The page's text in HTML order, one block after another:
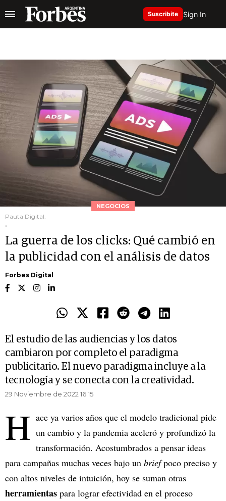
Suscribite Sign In
NEGOCIOS
Pauta Digital.
.
La guerra de los clicks: Qué cambió en
la publicidad con el análisis de datos
Forbes Digital
El estudio de las audiencias y los datos
cambiaron por completo el paradigma
publicitario. El nuevo paradigma incluye a la
tecnología y se conecta con la creatividad.
29 Noviembre de 2022 16.15
H ace ya varios años que el modelo tradicional pide
un cambio y la pandemia aceleró y profundizó la
transformación. Acostumbrados a pensar ideas
para campañas muchas veces bajo un briefpoco preciso y
con altos niveles de intuición, hoy se suman otras
herramientas para lograr efectividad en el proceso